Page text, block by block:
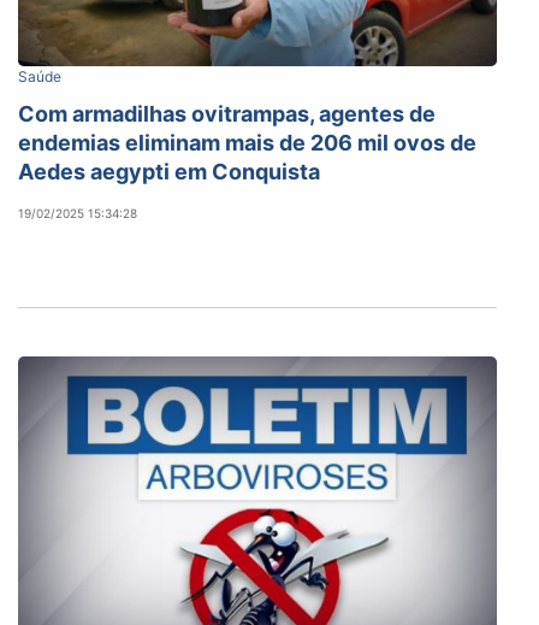
Saúde
Com armadilhas ovitrampas, agentes de
endemias eliminam mais de 206 mil ovos de
Aedes aegypti em Conquista
19/02/2025 15:34:28